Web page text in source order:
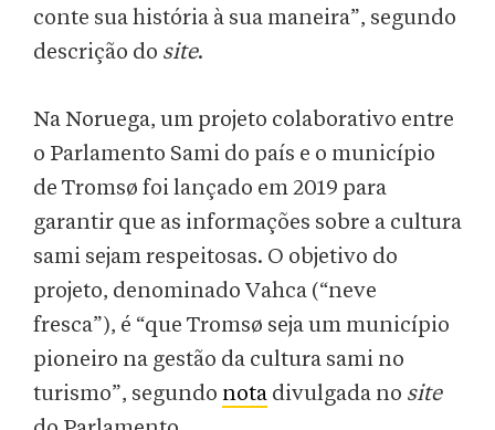
conte sua história à sua maneira”, segundo
descrição do site.
Na Noruega, um projeto colaborativo entre
o Parlamento Sami do país e o município
de Tromsø foi lançado em 2019 para
garantir que as informações sobre a cultura
sami sejam respeitosas. O objetivo do
projeto, denominado Vahca (“neve
fresca”), é “que Tromsø seja um município
pioneiro na gestão da cultura sami no
turismo”, segundo nota divulgada no site